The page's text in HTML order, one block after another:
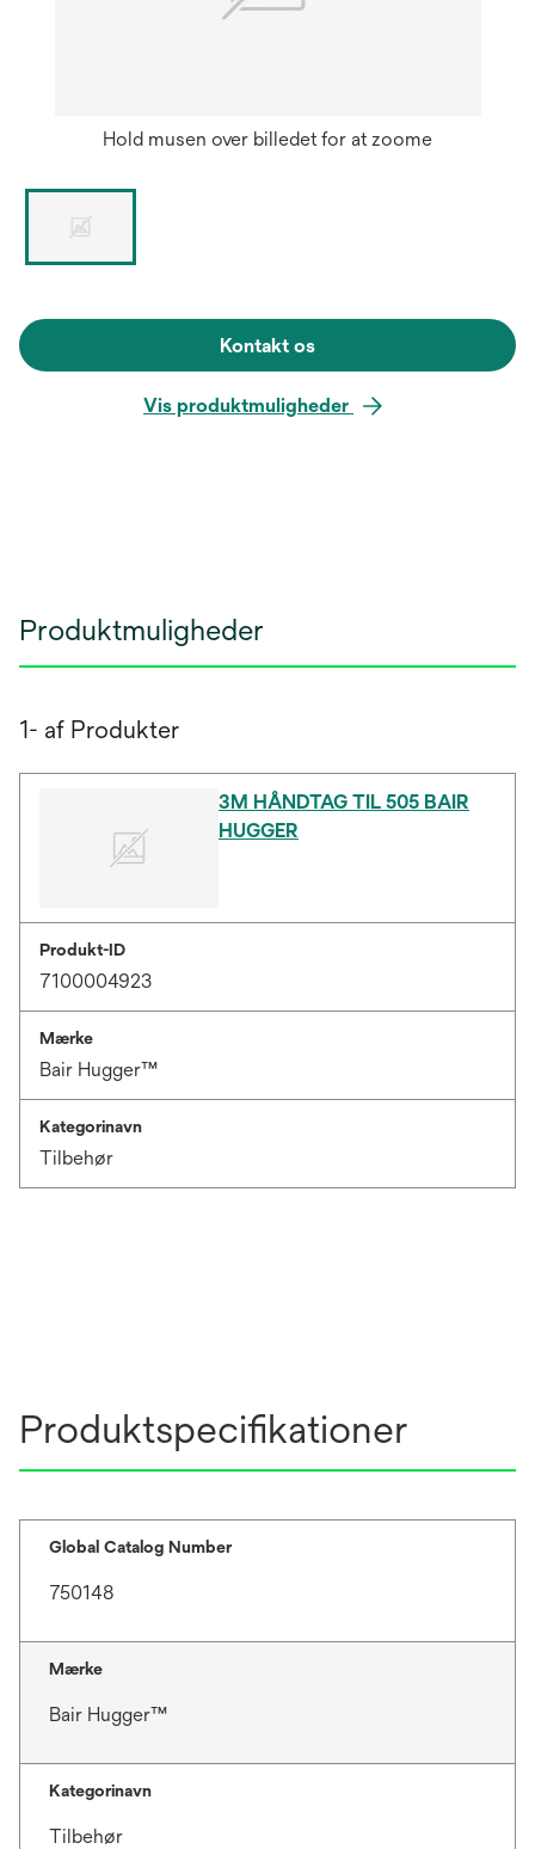
Hold musen over billedet for at zoome
Kontakt os
Vis produktmuligheder
Produktmuligheder
1- af Produkter
3M HÅNDTAG TIL 505 BAIR
HUGGER
Produkt-ID
7100004923
Mærke
Bair Hugger™
Kategorinavn
Tilbehør
Produktspecifikationer
Global Catalog Number
750148
Mærke
Bair Hugger™
Kategorinavn
Tilbehør